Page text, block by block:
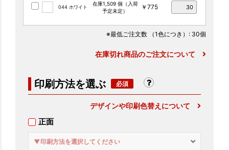
044 ホワイト
在庫1,509 個（入荷
予定未定）
￥775
※最低ご注文数 （1色につき） : 30個
在庫切れ商品のご注文について
印刷方法を選ぶ
デザインや印刷色替えについて
正面
▼印刷方法を選択してください